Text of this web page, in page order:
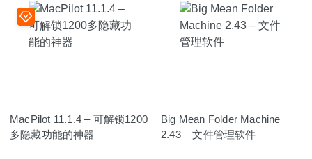
MacPilot 11.1.4 – 可解锁1200
多隐藏功能的神器
Big Mean Folder Machine
2.43 – 文件管理软件